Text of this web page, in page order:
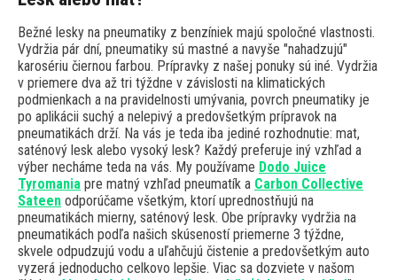
Bežné lesky na pneumatiky z benzíniek majú spoločné vlastnosti.
Vydržia pár dní, pneumatiky sú mastné a navyše "nahadzujú"
karosériu čiernou farbou. Prípravky z našej ponuky sú iné. Vydržia
v priemere dva až tri týždne v závislosti na klimatických
podmienkach a na pravidelnosti umývania, povrch pneumatiky je
po aplikácii suchý a nelepivý a predovšetkým prípravok na
pneumatikách drží. Na vás je teda iba jediné rozhodnutie: mat,
saténový lesk alebo vysoký lesk? Každý preferuje iný vzhľad a
výber necháme teda na vás. My používame Dodo Juice
Tyromania pre matný vzhľad pneumatík a Carbon Collective
Sateen odporúčame všetkým, ktorí uprednostňujú na
pneumatikách mierny, saténový lesk. Obe prípravky vydržia na
pneumatikách podľa našich skúseností priemerne 3 týždne,
skvele odpudzujú vodu a uľahčujú čistenie a predovšetkým auto
vyzerá jednoducho celkovo lepšie. Viac sa dozviete v našom